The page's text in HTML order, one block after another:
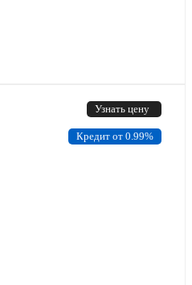
Узнать цену
Кредит от 0.99%